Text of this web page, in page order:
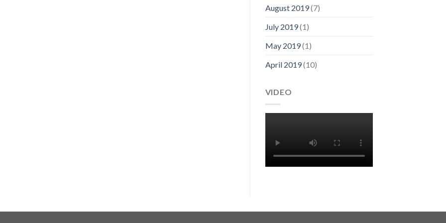
August 2019(7)
July 2019(1)
May 2019(1)
April 2019(10)
VIDEO